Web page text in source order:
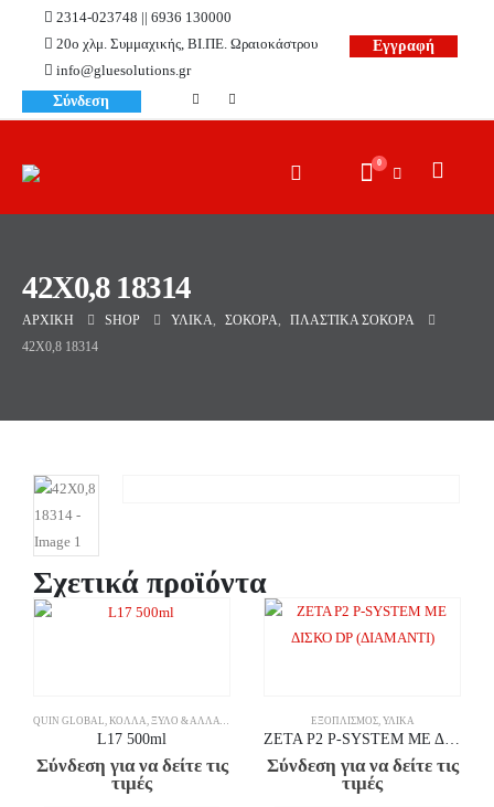
2314-023748 || 6936 130000
20ο χλμ. Συμμαχικής, ΒΙ.ΠΕ. Ωραιοκάστρου
info@gluesolutions.gr
Εγγραφή
Σύνδεση
0
42X0,8 18314
ΑΡΧΙΚΉ SHOP ΥΛΙΚΆ, ΣΌΚΟΡΑ,
ΠΛΑΣΤΙΚΆ ΣΌΚΟΡΑ
42X0,8 18314
Σχετικά προϊόντα
QUIN GLOBAL, ΚΌΛΛΑ, ΞΎΛΟ & ΆΛΛΑ ΥΛΙΚΆ
L17 500ml
Σύνδεση για να δείτε τις
τιμές
ΕΞΟΠΛΙΣΜΌΣ, ΥΛΙΚΆ
ZETA P2 P-SYSTEM ΜΕ ΔΙΣΚΟ DP (ΔΙΑΜΑΝΤΙ)
Σύνδεση για να δείτε τις
τιμές